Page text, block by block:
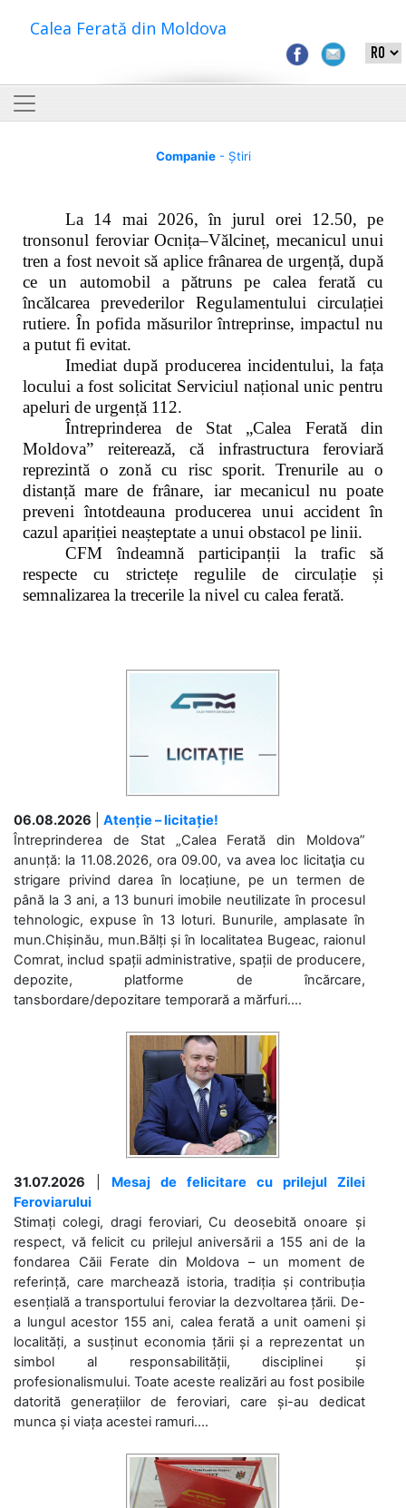
Calea Ferată din Moldova
Companie- Știri
La 14 mai 2026, în jurul orei 12.50, pe
tronsonul feroviar Ocnița–Vălcineț, mecanicul unui
tren a fost nevoit să aplice frânarea de urgență, după
ce un automobil a pătruns pe calea ferată cu
încălcarea prevederilor Regulamentului circulației
rutiere. În pofida măsurilor întreprinse, impactul nu
a putut fi evitat.
Imediat după producerea incidentului, la fața
locului a fost solicitat Serviciul național unic pentru
apeluri de urgență 112.
Întreprinderea de Stat „Calea Ferată din
Moldova” reiterează, că infrastructura feroviară
reprezintă o zonă cu risc sporit. Trenurile au o
distanță mare de frânare, iar mecanicul nu poate
preveni întotdeauna producerea unui accident în
cazul apariției neașteptate a unui obstacol pe linii.
CFM îndeamnă participanții la trafic să
respecte cu strictețe regulile de circulație și
semnalizarea la trecerile la nivel cu calea ferată.
06.08.2026
Atenție – licitație!
Întreprinderea de Stat „Calea Ferată din Moldova”
anunță: la 11.08.2026, ora 09.00, va avea loc licitaţia cu
strigare privind darea în locațiune, pe un termen de
până la 3 ani, a 13 bunuri imobile neutilizate în procesul
tehnologic, expuse în 13 loturi. Bunurile, amplasate în
mun.Chișinău, mun.Bălți și în localitatea Bugeac, raionul
Comrat, includ spații administrative, spații de producere,
depozite, platforme de încărcare,
tansbordare/depozitare temporară a mărfuri....
31.07.2026
Mesaj de felicitare cu prilejul Zilei
Feroviarului
Stimați colegi, dragi feroviari, Cu deosebită onoare și
respect, vă felicit cu prilejul aniversării a 155 ani de la
fondarea Căii Ferate din Moldova – un moment de
referință, care marchează istoria, tradiția și contribuția
esențială a transportului feroviar la dezvoltarea țării. De-
a lungul acestor 155 ani, calea ferată a unit oameni și
localități, a susținut economia țării și a reprezentat un
simbol al responsabilității, disciplinei și
profesionalismului. Toate aceste realizări au fost posibile
datorită generațiilor de feroviari, care și-au dedicat
munca și viața acestei ramuri....